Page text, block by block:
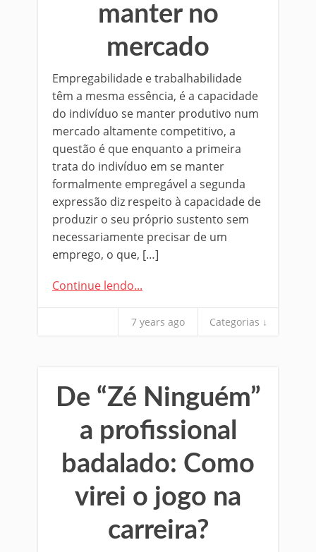
manter no
mercado
Empregabilidade e trabalhabilidade
têm a mesma essência, é a capacidade
do indivíduo se manter produtivo num
mercado altamente competitivo, a
questão é que enquanto a primeira
trata do indivíduo em se manter
formalmente empregável a segunda
expressão diz respeito à capacidade de
produzir o seu próprio sustento sem
necessariamente precisar de um
emprego, o que, […]
Continue lendo...
7 years ago Categorias ↓
De “Zé Ninguém”
a profissional
badalado: Como
virei o jogo na
carreira?